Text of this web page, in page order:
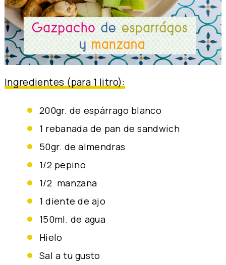
Ingredientes (para 1 litro):
200gr. de espárrago blanco
1 rebanada de pan de sandwich
50gr. de almendras
1/2 pepino
1/2 manzana
1 diente de ajo
150ml. de agua
Hielo
Sal a tu gusto